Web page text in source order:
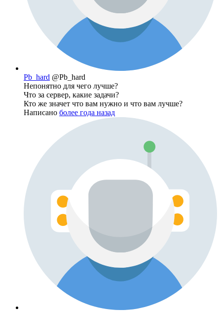
Pb_hard @Pb_hard
Непонятно для чего лучше?
Что за сервер, какие задачи?
Кто же значет что вам нужно и что вам лучше?
Написано более года назад